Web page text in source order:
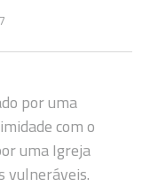
por uma
com o
uma Igreja
vulneráveis.